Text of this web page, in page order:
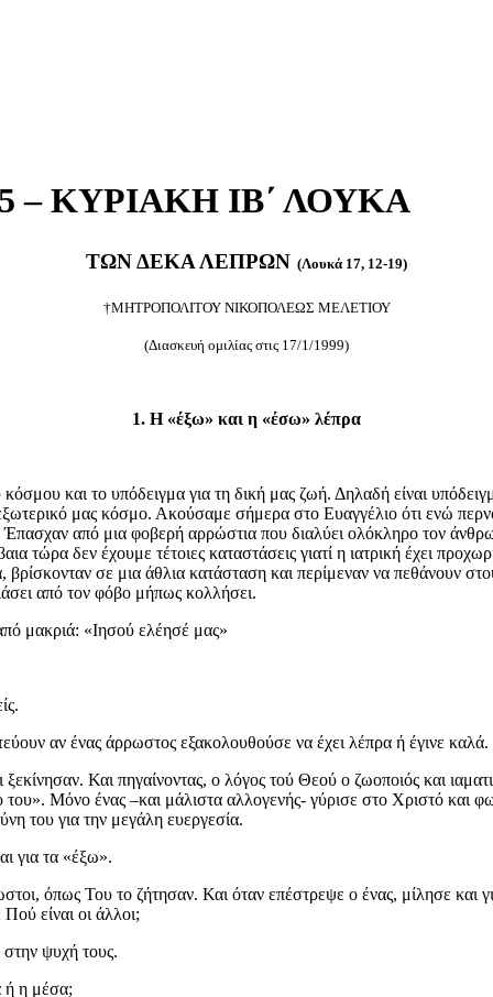
– ΚΥΡΙΑΚΗ ΙΒ΄ ΛΟΥΚΑ
ΤΩΝ ΔΕΚΑ ΛΕΠΡΩΝ (Λουκά 17, 12-19)
†ΜΗΤΡΟΠΟΛΙΤΟΥ ΝΙΚΟΠΟΛΕΩΣ ΜΕΛΕΤΙΟΥ
(Διασκευή ομιλίας στις 17/1/1999)
1. Η «έξω» και η «έσω» λέπρα
και το υπόδειγμα για τη δική μας ζωή. Δηλαδή είναι
μας κόσμο. Ακούσαμε σήμερα στο Ευαγγέλιο ότι ενώ
από μια φοβερή αρρώστια που διαλύει ολόκληρο τον
τώρα δεν έχουμε τέτοιες καταστάσεις γιατί η ιατρική έχει
βρίσκονταν σε μια άθλια κατάσταση και περίμεναν να πεθάνουν
από τον φόβο μήπως κολλήσει.
μακριά: «Ιησού ελέησέ μας»
αν ένας άρρωστος εξακολουθούσε να έχει λέπρα ή έγινε καλά.
Και πηγαίνοντας, ο λόγος τού Θεού ο ζωοποιός και
του». Μόνο ένας –και μάλιστα αλλογενής- γύρισε στο Χριστό και
του για την μεγάλη ευεργεσία.
για τα «έξω».
όπως Του το ζήτησαν. Και όταν επέστρεψε ο ένας, μίλησε και
είναι οι άλλοι;
ψυχή τους.
ή η μέσα;